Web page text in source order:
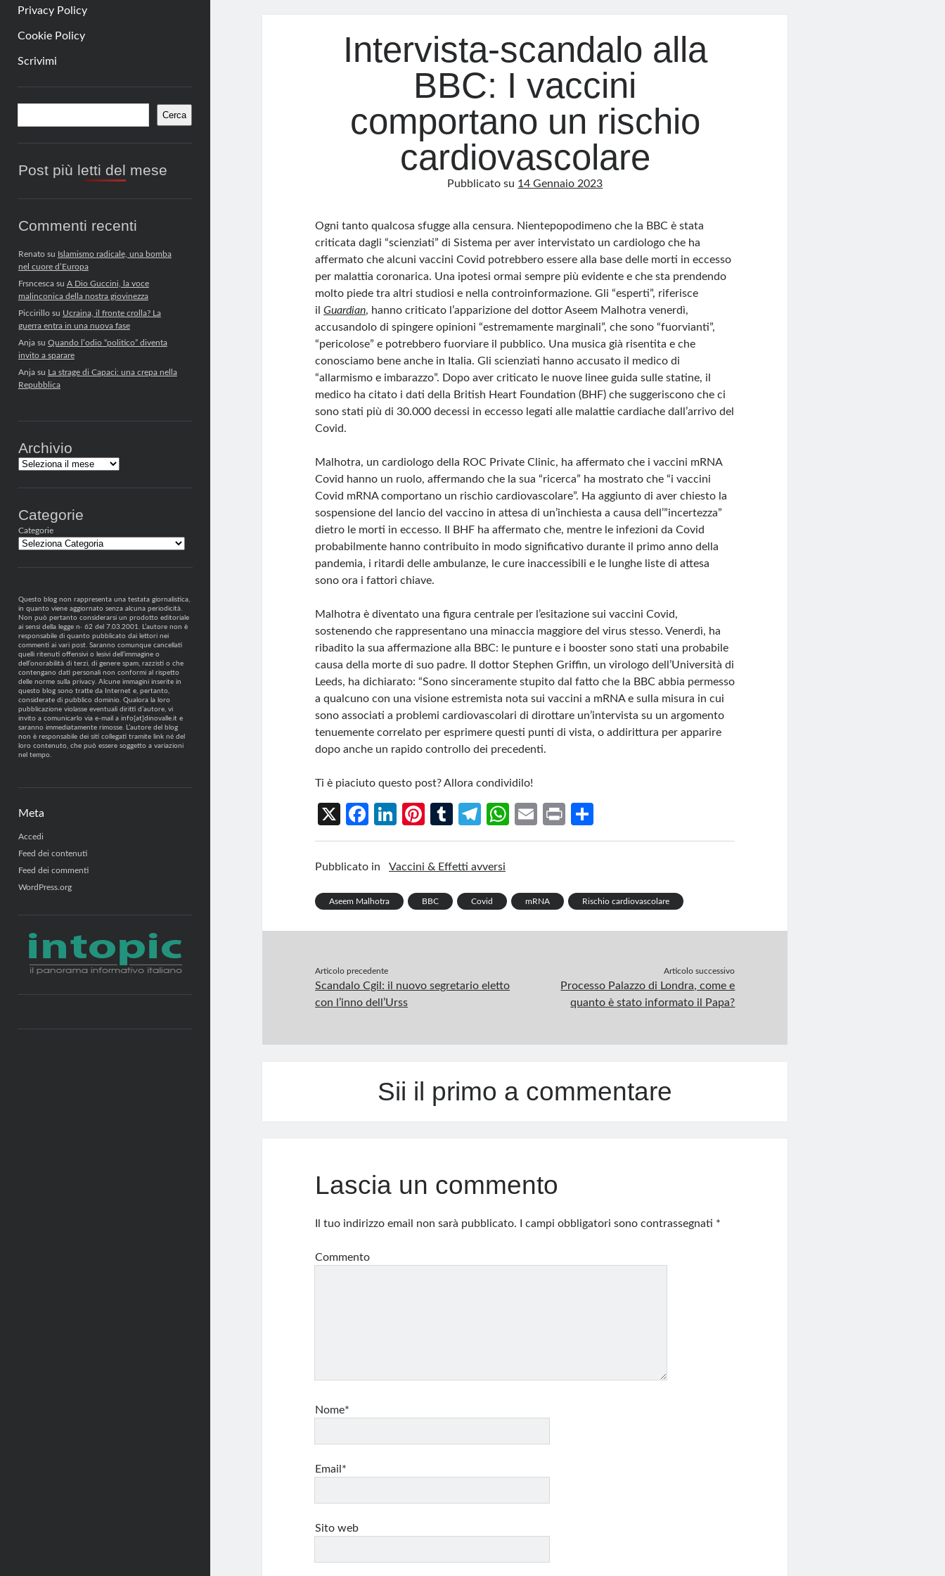
Privacy Policy
Cookie Policy
Scrivimi
Barra
laterale
Cerca
Post più letti del mese
Commenti recenti
Renatosu Islamismo radicale, una bomba
nel cuore d’Europa
Frsncescasu A Dio Guccini, la voce
malinconica della nostra giovinezza
Piccirillosu Ucraina, il fronte crolla? La
guerra entra in una nuova fase
Anjasu Quando l’odio “politico” diventa
invito a sparare
Anjasu La strage di Capaci: una crepa nella
Repubblica
Archivio
Archivi
Categorie
Categorie
Questo blog non rappresenta una testata giornalistica,
in quanto viene aggiornato senza alcuna periodicità.
Non può pertanto considerarsi un prodotto editoriale
ai sensi della legge n· 62 del 7.03.2001. L’autore non è
responsabile di quanto pubblicato dai lettori nei
commenti ai vari post. Saranno comunque cancellati
quelli ritenuti offensivi o lesivi dell’immagine o
dell’onorabilità di terzi, di genere spam, razzisti o che
contengano dati personali non conformi al rispetto
delle norme sulla privacy. Alcune immagini inserite in
questo blog sono tratte da Internet e, pertanto,
considerate di pubblico dominio. Qualora la loro
pubblicazione violasse eventuali diritti d’autore, vi
invito a comunicarlo via e-mail a info[at]dinovalle.it e
saranno immediatamente rimosse. L’autore del blog
non è responsabile dei siti collegati tramite link né del
loro contenuto, che può essere soggetto a variazioni
nel tempo.
Meta
Accedi
Feed dei contenuti
Feed dei commenti
WordPress.org
Intervista-scandalo alla
BBC: I vaccini
comportano un rischio
cardiovascolare
Pubblicato su 14 Gennaio 2023
Ogni tanto qualcosa sfugge alla censura. Nientepopodimeno che la BBC è stata
criticata dagli “scienziati” di Sistema per aver intervistato un cardiologo che ha
affermato che alcuni vaccini Covid potrebbero essere alla base delle morti in eccesso
per malattia coronarica. Una ipotesi ormai sempre più evidente e che sta prendendo
molto piede tra altri studiosi e nella controinformazione. Gli “esperti”, riferisce
il Guardian, hanno criticato l’apparizione del dottor Aseem Malhotra venerdì,
accusandolo di spingere opinioni “estremamente marginali”, che sono “fuorvianti”,
“pericolose” e potrebbero fuorviare il pubblico. Una musica già risentita e che
conosciamo bene anche in Italia. Gli scienziati hanno accusato il medico di
“allarmismo e imbarazzo”. Dopo aver criticato le nuove linee guida sulle statine, il
medico ha citato i dati della British Heart Foundation (BHF) che suggeriscono che ci
sono stati più di 30.000 decessi in eccesso legati alle malattie cardiache dall’arrivo del
Covid.
Malhotra, un cardiologo della ROC Private Clinic, ha affermato che i vaccini mRNA
Covid hanno un ruolo, affermando che la sua “ricerca” ha mostrato che “i vaccini
Covid mRNA comportano un rischio cardiovascolare”. Ha aggiunto di aver chiesto la
sospensione del lancio del vaccino in attesa di un’inchiesta a causa dell’”incertezza”
dietro le morti in eccesso. Il BHF ha affermato che, mentre le infezioni da Covid
probabilmente hanno contribuito in modo significativo durante il primo anno della
pandemia, i ritardi delle ambulanze, le cure inaccessibili e le lunghe liste di attesa
sono ora i fattori chiave.
Malhotra è diventato una figura centrale per l’esitazione sui vaccini Covid,
sostenendo che rappresentano una minaccia maggiore del virus stesso. Venerdì, ha
ribadito la sua affermazione alla BBC: le punture e i booster sono stati una probabile
causa della morte di suo padre. Il dottor Stephen Griffin, un virologo dell’Università di
Leeds, ha dichiarato: “Sono sinceramente stupito dal fatto che la BBC abbia permesso
a qualcuno con una visione estremista nota sui vaccini a mRNA e sulla misura in cui
sono associati a problemi cardiovascolari di dirottare un’intervista su un argomento
tenuemente correlato per esprimere questi punti di vista, o addirittura per apparire
dopo anche un rapido controllo dei precedenti.
Ti è piaciuto questo post? Allora condividilo!
X
Fa
ce
b
o
k
Li
n
ke
n
Pi
nt
er
t
T
u
m
r
Te
le
gr
m
W
h
A
p
E
m
Pr
in h
Pubblicato in Vaccini & Effetti avversi
Aseem Malhotra BBC Covid mRNA Rischio cardiovascolare
Articolo precedente
Scandalo Cgil: il nuovo segretario eletto
con l’inno dell’Urss
Articolo successivo
Processo Palazzo di Londra, come e
quanto è stato informato il Papa?
Sii il primo a commentare
Lascia un commento
Il tuo indirizzo email non sarà pubblicato. I campi obbligatori sono contrassegnati *
Commento
Nome*
Email*
Sito web